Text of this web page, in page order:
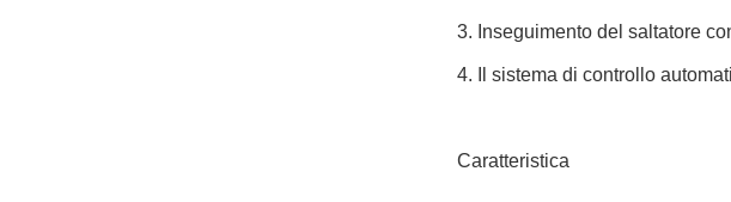
3. Inseguimento del saltatore
4. Il sistema di controllo
Caratteristica